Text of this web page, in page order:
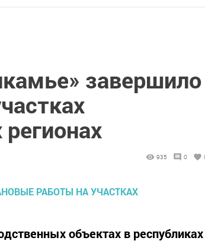
завершило
935 0
объектах в республиках